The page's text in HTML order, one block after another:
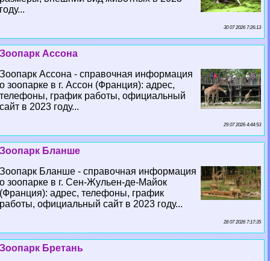
году...
30 07 2026 7:26:13
Зоопарк Ассона
Зоопарк Ассона - справочная информация
о зоопарке в г. Ассон (Франция): адрес,
телефоны, график работы, официальный
сайт в 2023 году...
29 07 2026 4:44:53
Зоопарк Бланше
Зоопарк Бланше - справочная информация
о зоопарке в г. Сен-Жульен-де-Майок
(Франция): адрес, телефоны, график
работы, официальный сайт в 2023 году...
28 07 2026 7:17:35
Зоопарк Бретань